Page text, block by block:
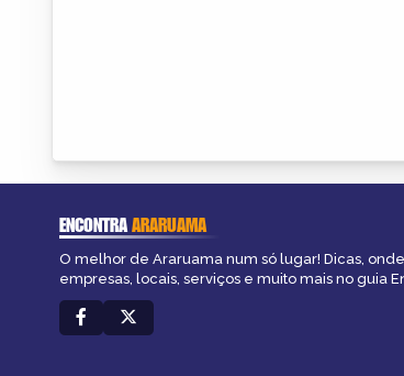
ENCONTRAARARUAMA
O melhor de Araruama num só lugar! Dicas,
empresas, locais, serviços e muito mais no guia